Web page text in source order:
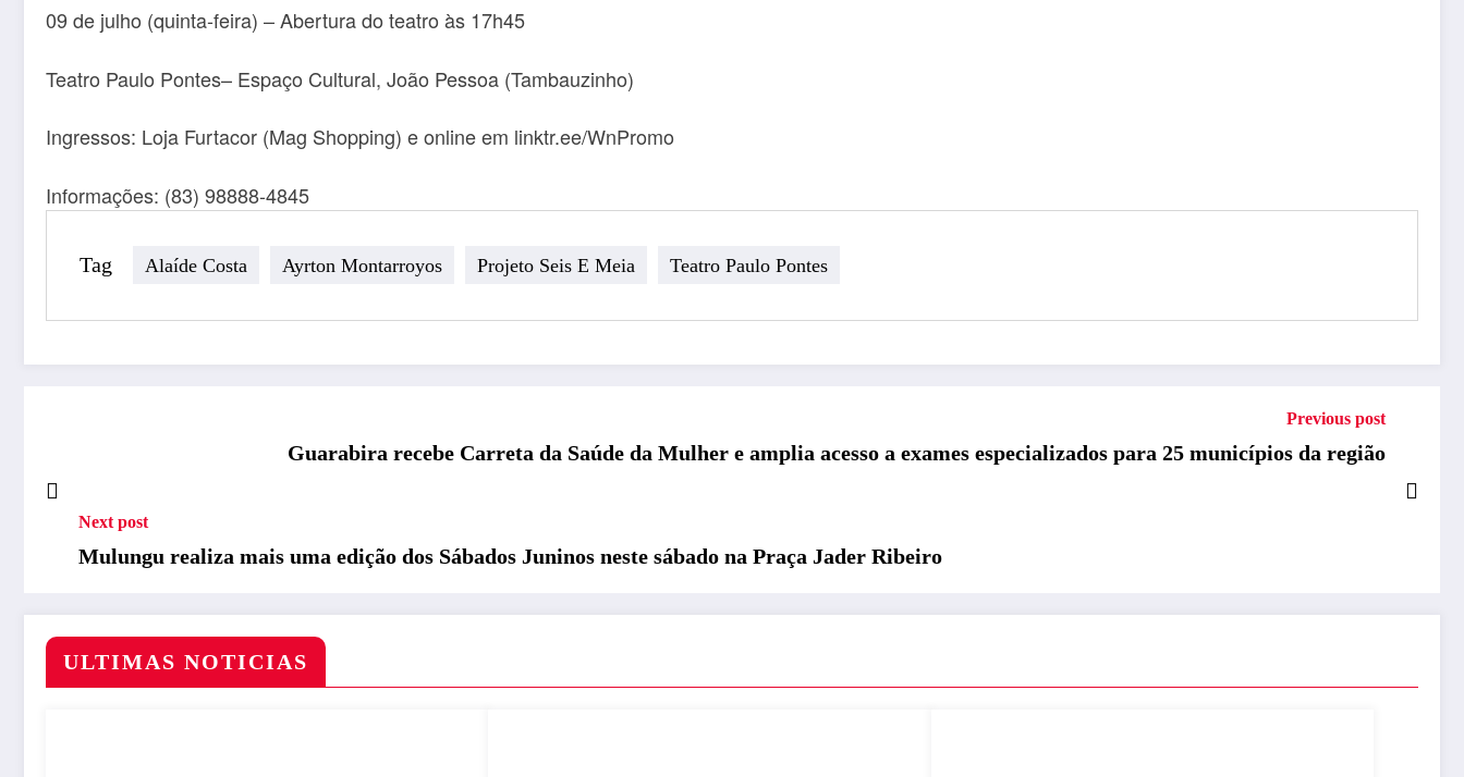
09 de julho (quinta-feira) – Abertura do teatro às 17h45
Teatro Paulo Pontes– Espaço Cultural, João Pessoa (Tambauzinho)
Ingressos: Loja Furtacor (Mag Shopping) e online em linktr.ee/WnPromo
Informações: (83) 98888-4845
Tag Alaíde Costa Ayrton Montarroyos Projeto Seis E Meia Teatro Paulo Pontes
Previous post
Guarabira recebe Carreta da Saúde da Mulher e amplia acesso a exames especializados para 25 municípios da região
Next post
Mulungu realiza mais uma edição dos Sábados Juninos neste sábado na Praça Jader Ribeiro
ULTIMAS NOTICIAS